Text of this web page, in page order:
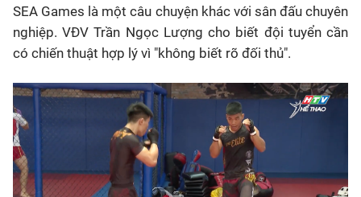
SEA Games là một câu chuyện khác với sân đấu chuyên
nghiệp. VĐV Trần Ngọc Lượng cho biết đội tuyển cần
có chiến thuật hợp lý vì "không biết rõ đối thủ".